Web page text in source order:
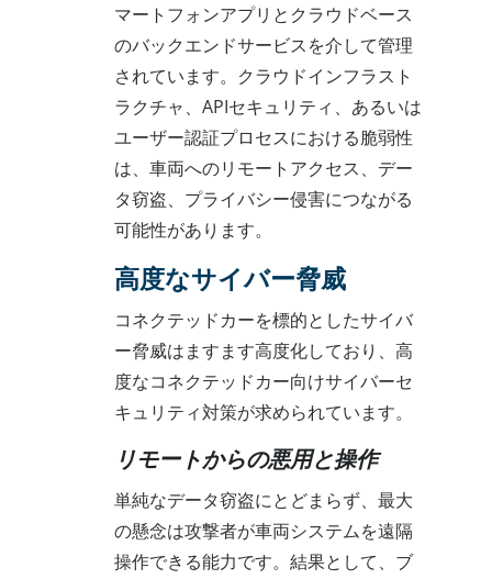
マートフォンアプリとクラウドベース
のバックエンドサービスを介して管理
されています。クラウドインフラスト
ラクチャ、APIセキュリティ、あるいは
ユーザー認証プロセスにおける脆弱性
は、車両へのリモートアクセス、デー
タ窃盗、プライバシー侵害につながる
可能性があります。
高度なサイバー脅威
コネクテッドカーを標的としたサイバ
ー脅威はますます高度化しており、高
度なコネクテッドカー向けサイバーセ
キュリティ対策が求められています。
リモートからの悪用と操作
単純なデータ窃盗にとどまらず、最大
の懸念は攻撃者が車両システムを遠隔
操作できる能力です。結果として、ブ